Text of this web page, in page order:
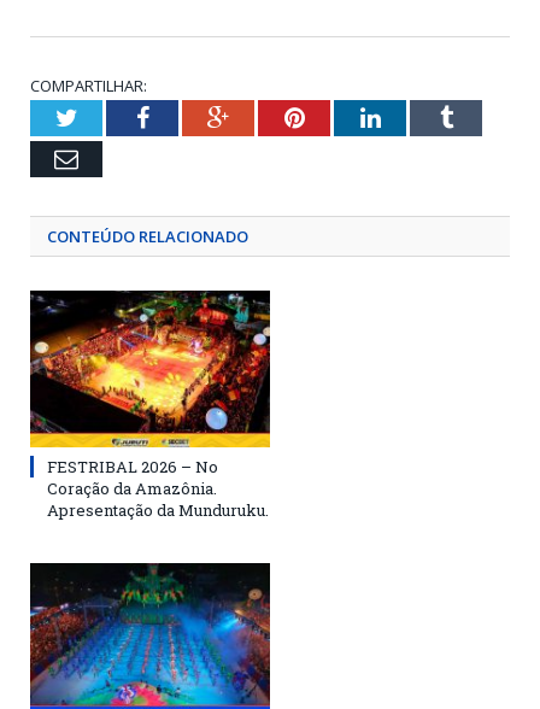
COMPARTILHAR:
TwitterFacebookGoogle+PinterestLinkedInTumblr
Email
CONTEÚDO RELACIONADO
FESTRIBAL 2026 – No
Coração da Amazônia.
Apresentação da Munduruku.